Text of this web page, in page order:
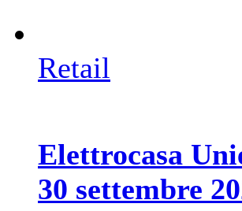
Retail
Elettrocasa
30 settembre